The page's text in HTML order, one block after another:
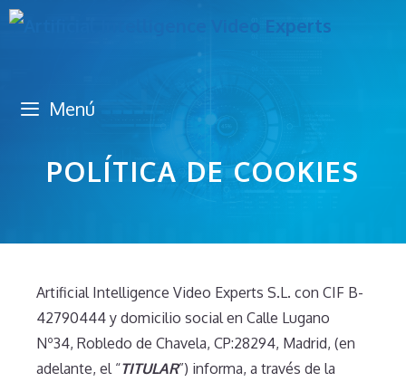
Saltar
Menú
POLÍTICA DE COOKIES
Artificial Intelligence Video Experts S.L. con CIF B-
42790444 y domicilio social en Calle Lugano
Nº34, Robledo de Chavela, CP:28294, Madrid, (en
adelante, el “TITULAR”) informa, a través de la